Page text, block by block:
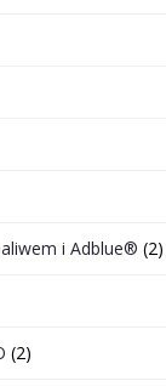
i Adblue® (2)
(2)